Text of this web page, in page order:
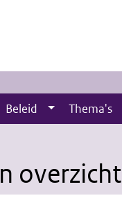
Beleid Thema's
overzicht